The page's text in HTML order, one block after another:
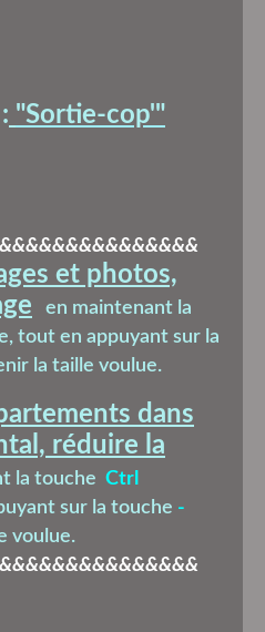
"Sortie-cop'"
et photos,
en maintenant la
tout en appuyant sur la
la taille voulue.
dans
réduire la
la touche Ctrl
sur la touche -
voulue.